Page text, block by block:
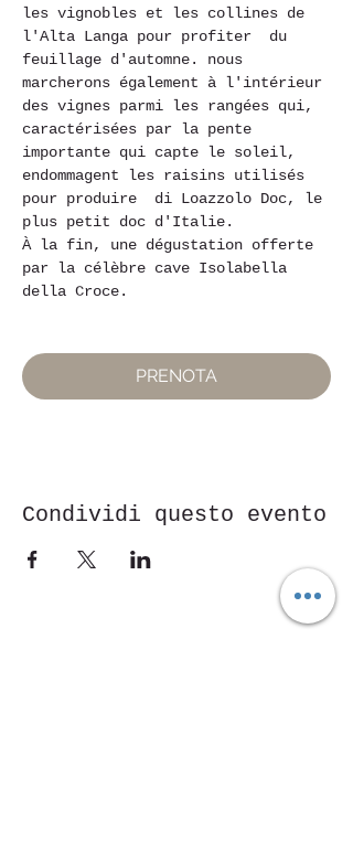
les vignobles et les collines de
l'Alta Langa pour profiter  du
feuillage d'automne. nous
marcherons également à l'intérieur
des vignes parmi les rangées qui,
caractérisées par la pente
importante qui capte le soleil,
endommagent les raisins utilisés
pour produire  di Loazzolo Doc, le
plus petit doc d'Italie.
À la fin, une dégustation offerte
par la célèbre cave Isolabella
della Croce.
PRENOTA
Condividi questo evento